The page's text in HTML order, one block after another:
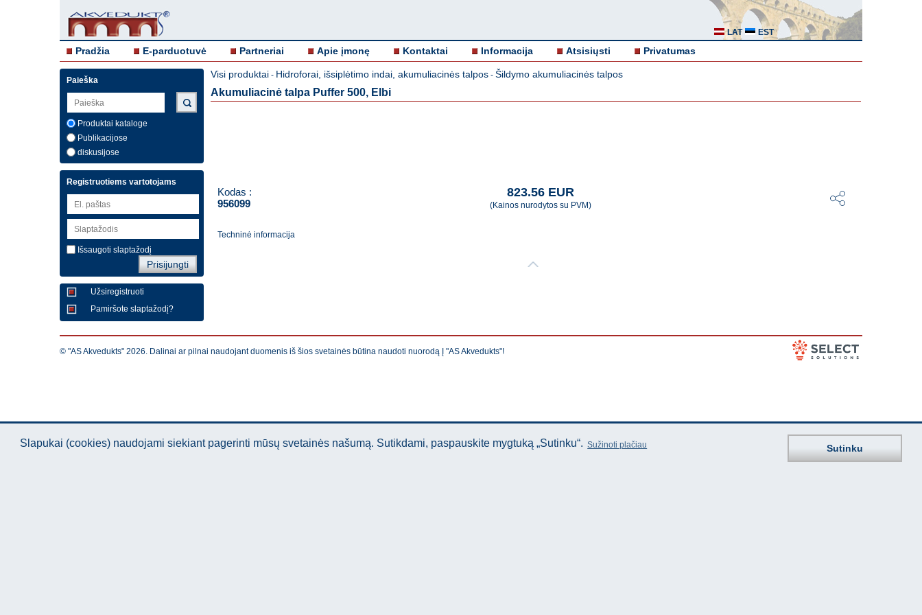
LAT EST
Pradžia E-parduotuvė Partneriai Apie įmonę Kontaktai Informacija Atsisiųsti Privatumas
Paieška
Produktai kataloge
Publikacijose
diskusijose
Registruotiems vartotojams
Išsaugoti slaptažodį
Užsiregistruoti
Pamiršote slaptažodį?
Visi produktai - Hidroforai, išsiplėtimo indai, akumuliacinės talpos - Šildymo akumuliacinės talpos
Akumuliacinė talpa Puffer 500, Elbi
Kodas :
956099
823.56 EUR
(Kainos nurodytos su PVM)
Techninė informacija
© "AS Akvedukts" 2026. Dalinai ar pilnai naudojant duomenis iš šios svetainės būtina naudoti nuorodą Į "AS Akvedukts"!
Slapukai (cookies) naudojami siekiant pagerinti mūsų svetainės našumą. Sutikdami, paspauskite mygtuką „Sutinku“. Sužinoti plačiau Sutinku